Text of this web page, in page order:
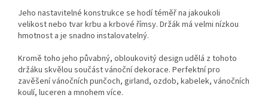
Jeho nastavitelné konstrukce se hodí téměř na jakoukoli
velikost nebo tvar krbu a krbové římsy. Držák má velmi nízkou
hmotnost a je snadno instalovatelný.
Kromě toho jeho půvabný, obloukovitý design udělá z tohoto
držáku skvělou součást vánoční dekorace. Perfektní pro
zavěšení vánočních punčoch, girland, ozdob, kabelek, vánočních
koulí, luceren a mnohem více.